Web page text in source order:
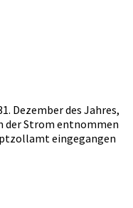
Dezember des Jahres,
der Strom entnommen
eingegangen